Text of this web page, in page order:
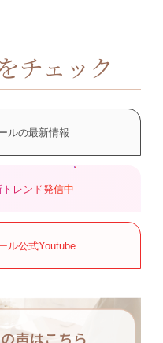
チェック
ルの最新情報
レンド発信中
ル公式Youtube